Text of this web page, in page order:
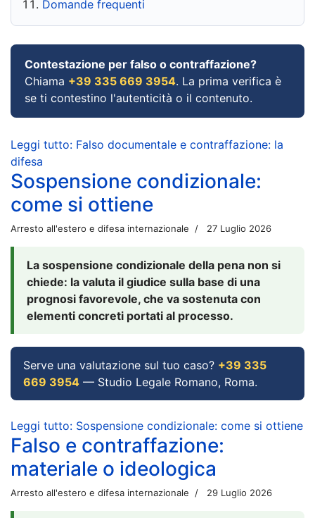
Domande frequenti
Contestazione per falso o contraffazione?
Chiama +39 335 669 3954. La prima verifica è
se ti contestino l'autenticità o il contenuto.
Leggi tutto: Falso documentale e contraffazione: la
difesa
Sospensione condizionale:
come si ottiene
Arresto all'estero e difesa internazionale 27 Luglio 2026
La sospensione condizionale della pena non si
chiede: la valuta il giudice sulla base di una
prognosi favorevole, che va sostenuta con
elementi concreti portati al processo.
Serve una valutazione sul tuo caso? +39 335
669 3954 — Studio Legale Romano, Roma.
Leggi tutto: Sospensione condizionale: come si ottiene
Falso e contraffazione:
materiale o ideologica
Arresto all'estero e difesa internazionale 29 Luglio 2026